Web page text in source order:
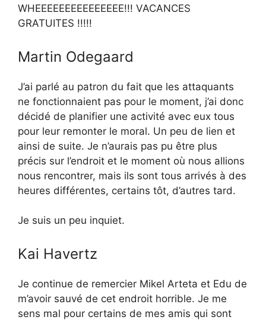
WHEEEEEEEEEEEEEEE!!! VACANCES
GRATUITES !!!!!
Martin Odegaard
J’ai parlé au patron du fait que les attaquants
ne fonctionnaient pas pour le moment, j’ai donc
décidé de planifier une activité avec eux tous
pour leur remonter le moral. Un peu de lien et
ainsi de suite. Je n’aurais pas pu être plus
précis sur l’endroit et le moment où nous allions
nous rencontrer, mais ils sont tous arrivés à des
heures différentes, certains tôt, d’autres tard.
Je suis un peu inquiet.
Kai Havertz
Je continue de remercier Mikel Arteta et Edu de
m’avoir sauvé de cet endroit horrible. Je me
sens mal pour certains de mes amis qui sont